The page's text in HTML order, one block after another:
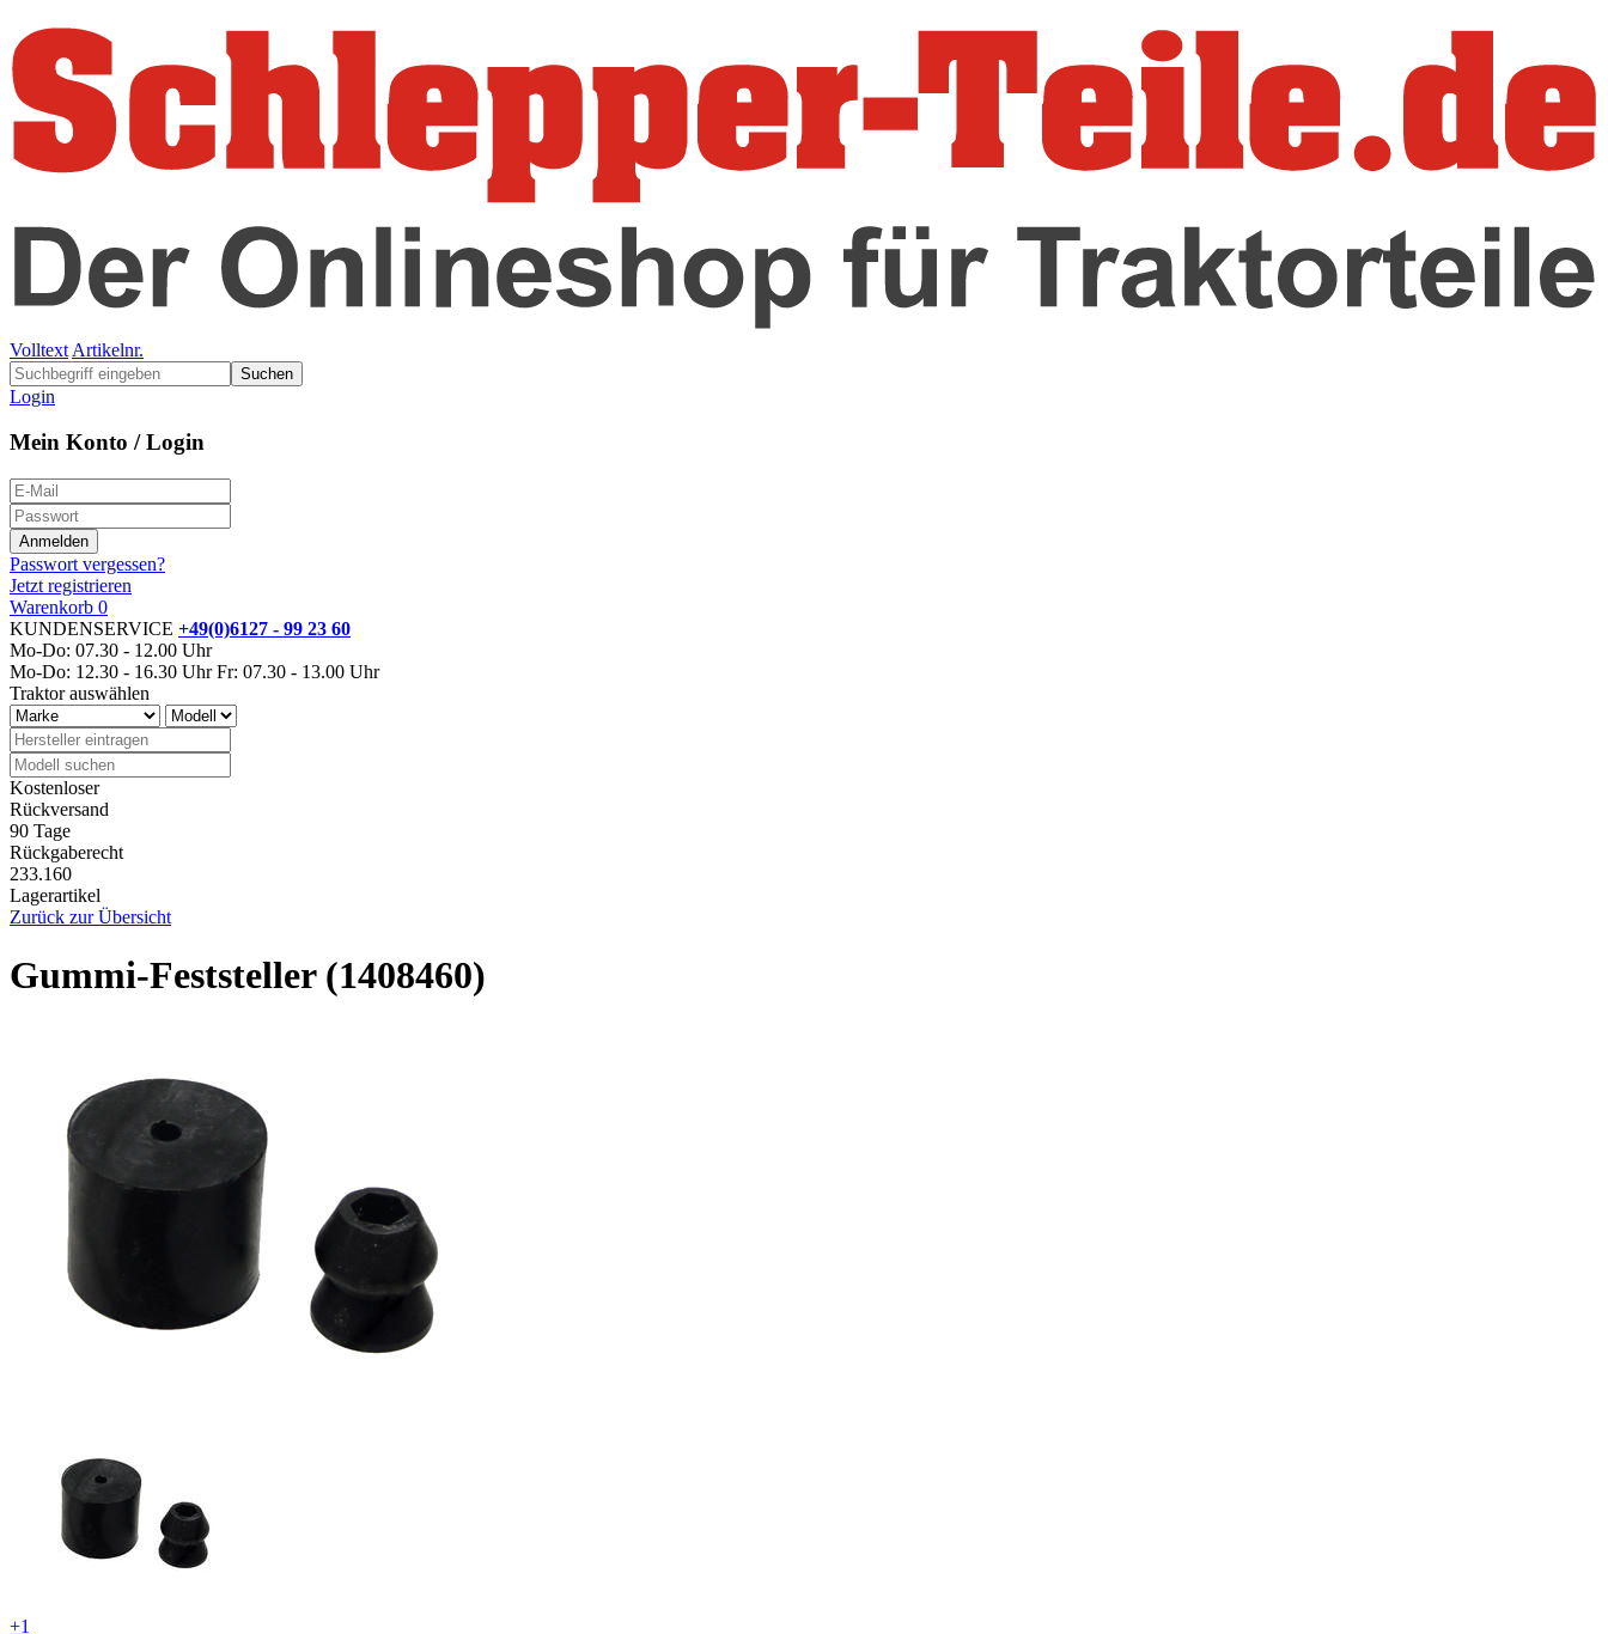
Volltext Artikelnr.
Suchen
Login
Mein Konto / Login
Passwort vergessen?
Jetzt registrieren
Warenkorb 0
KUNDENSERVICE +49(0)6127 - 99 23 60
Mo-Do: 07.30 - 12.00 Uhr
Mo-Do: 12.30 - 16.30 Uhr Fr: 07.30 - 13.00 Uhr
Traktor auswählen
Kostenloser
Rückversand
90 Tage
Rückgaberecht
233.160
Lagerartikel
Zurück zur Übersicht
Gummi-Feststeller (1408460)
+1